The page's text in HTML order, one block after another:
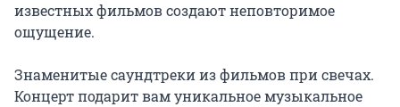
известных фильмов создают неповторимое
ощущение.
Знаменитые саундтреки из фильмов при свечах.
Концерт подарит вам уникальное музыкальное